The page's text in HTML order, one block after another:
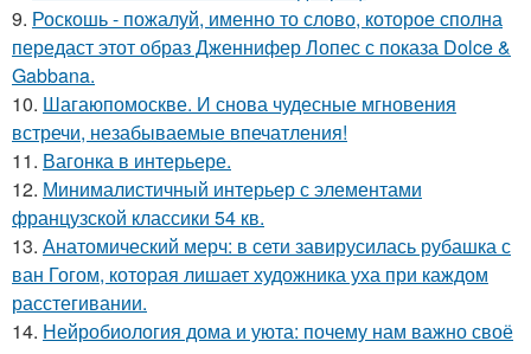
9. Роскошь - пожалуй, именно то слово, которое сполна
передаст этот образ Дженнифер Лопес с показа Dolce &
Gabbana.
10. Шагаюпомоскве. И снова чудесные мгновения
встречи, незабываемые впечатления!
11. Вагонка в интерьере.
12. Минималистичный интерьер с элементами
французской классики 54 кв.
13. Анатомический мерч: в сети завирусилась рубашка с
ван Гогом, которая лишает художника уха при каждом
расстегивании.
14. Нейробиология дома и уюта: почему нам важно своё